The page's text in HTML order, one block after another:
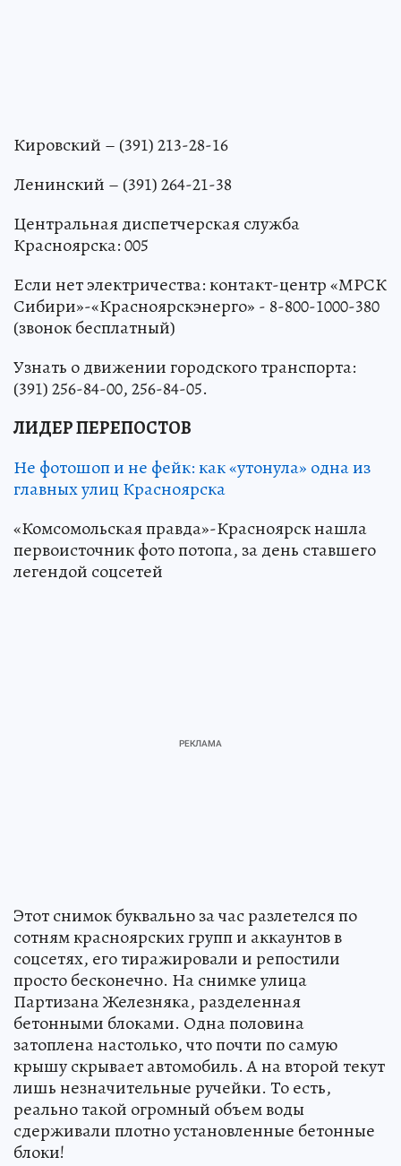
Кировский – (391) 213-28-16
Ленинский – (391) 264-21-38
Центральная диспетчерская служба
Красноярска: 005
Если нет электричества: контакт-центр «МРСК
Сибири»-«Красноярскэнерго» - 8-800-1000-380
(звонок бесплатный)
Узнать о движении городского транспорта:
(391) 256-84-00, 256-84-05.
ЛИДЕР ПЕРЕПОСТОВ
Не фотошоп и не фейк: как «утонула» одна из
главных улиц Красноярска
«Комсомольская правда»-Красноярск нашла
первоисточник фото потопа, за день ставшего
легендой соцсетей
Этот снимок буквально за час разлетелся по
сотням красноярских групп и аккаунтов в
соцсетях, его тиражировали и репостили
просто бесконечно. На снимке улица
Партизана Железняка, разделенная
бетонными блоками. Одна половина
затоплена настолько, что почти по самую
крышу скрывает автомобиль. А на второй текут
лишь незначительные ручейки. То есть,
реально такой огромный объем воды
сдерживали плотно установленные бетонные
блоки!